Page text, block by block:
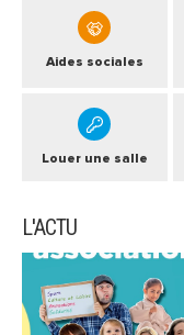
Aides sociales
Louer une salle
L'ACTU